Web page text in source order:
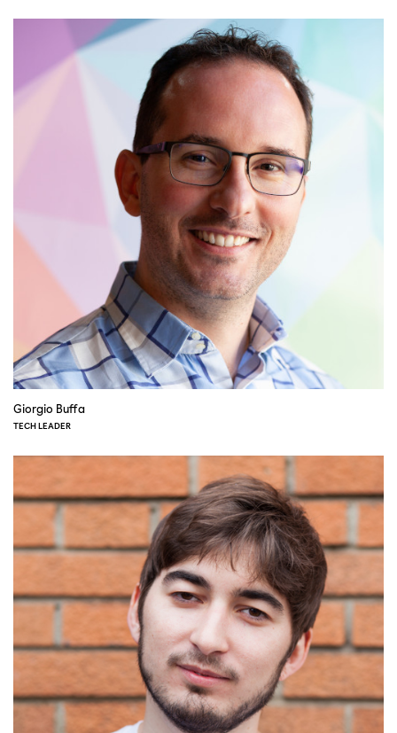
Giorgio Buffa
TECH LEADER